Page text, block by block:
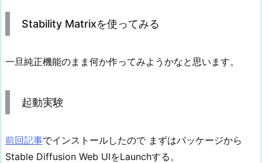
Stability Matrixを使ってみる
一旦純正機能のまま何か作ってみようかなと思います。
起動実験
前回記事でインストールしたので まずはパッケージから
Stable Diffusion Web UIをLaunchする。